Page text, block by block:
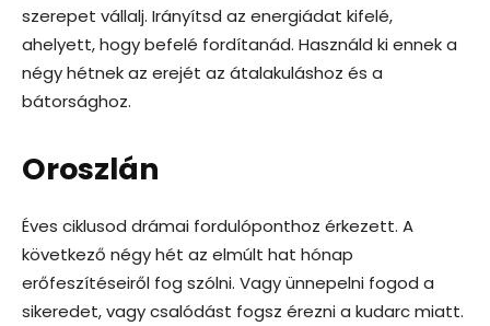
szerepet vállalj. Irányítsd az energiádat kifelé,
ahelyett, hogy befelé fordítanád. Használd ki ennek a
négy hétnek az erejét az átalakuláshoz és a
bátorsághoz.
Oroszlán
Éves ciklusod drámai fordulóponthoz érkezett. A
következő négy hét az elmúlt hat hónap
erőfeszítéseiről fog szólni. Vagy ünnepelni fogod a
sikeredet, vagy csalódást fogsz érezni a kudarc miatt.